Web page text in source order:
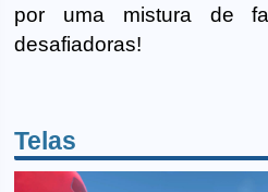
por uma mistura de
desafiadoras!
Telas